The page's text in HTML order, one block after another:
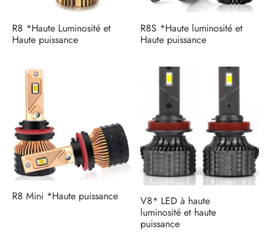
R8 *Haute Luminosité et
Haute puissance
R8S *Haute luminosité et
Haute puissance
R8 Mini *Haute puissance
V8* LED à haute
luminosité et haute
puissance